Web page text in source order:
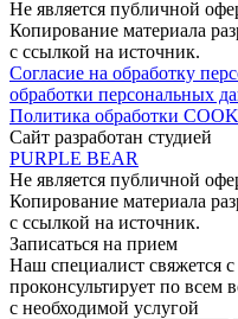
Не является публичной
Копирование материала
с ссылкой на источник.
Согласие на обработку
обработки персональных
Политика обработки
Сайт разработан студией
PURPLE BEAR
Не является публичной
Копирование материала
с ссылкой на источник.
Записаться на прием
Наш специалист свяжется
проконсультирует по всем
с необходимой услугой